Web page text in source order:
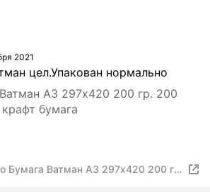
2021
цел.Упакован нормально
А3 297х420 200 гр. 200
бумага
Бумага Ватман А3 297х420 200 гр.